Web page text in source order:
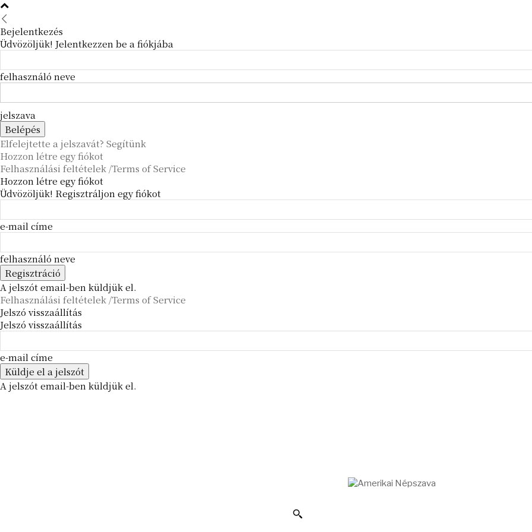
Bejelentkezés
Üdvözöljük! Jelentkezzen be a fiókjába
felhasználó neve
jelszava
Elfelejtette a jelszavát? Segítünk
Hozzon létre egy fiókot
Felhasználási feltételek /Terms of Service
Hozzon létre egy fiókot
Üdvözöljük! Regisztráljon egy fiókot
e-mail címe
felhasználó neve
A jelszót email-ben küldjük el.
Felhasználási feltételek /Terms of Service
Jelszó visszaállítás
Jelszó visszaállítás
e-mail címe
A jelszót email-ben küldjük el.